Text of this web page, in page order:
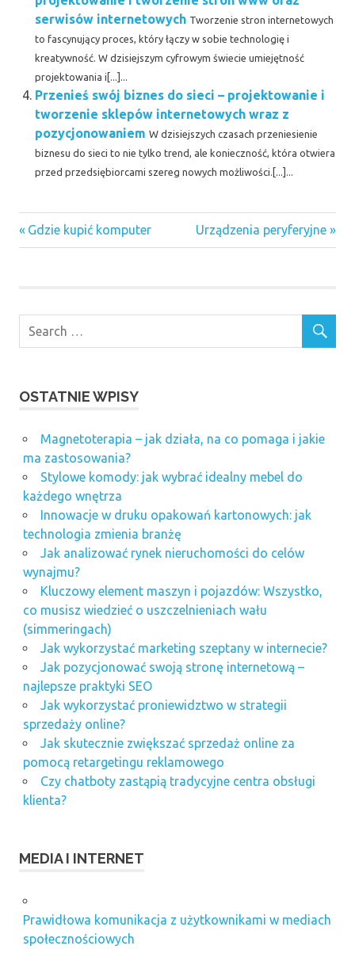
serwisów internetowych Tworzenie stron internetowych
to fascynujący proces, który łączy w sobie technologię i
kreatywność. W dzisiejszym cyfrowym świecie umiejętność
projektowania i[...]...
Przenieś swój biznes do sieci – projektowanie i
tworzenie sklepów internetowych wraz z
pozycjonowaniem W dzisiejszych czasach przeniesienie
biznesu do sieci to nie tylko trend, ale konieczność, która otwiera
przed przedsiębiorcami szereg nowych możliwości.[...]...
agencje
interaktywne
wrocław
obsługa
projektowanie
ipad
serwis
iPhone
wykonywanie
sklepów
internetowych
Nawigacja
Previous
Post:
Gdzie kupić komputer
Next
Post:
Urządzenia peryferyjne
OSTATNIE WPISY
Magnetoterapia – jak działa, na co pomaga i jakie
ma zastosowania?
Stylowe komody: jak wybrać idealny mebel do
każdego wnętrza
Innowacje w druku opakowań kartonowych: jak
technologia zmienia branżę
Jak analizować rynek nieruchomości do celów
wynajmu?
Kluczowy element maszyn i pojazdów: Wszystko,
co musisz wiedzieć o uszczelnieniach wału
(simmeringach)
Jak wykorzystać marketing szeptany w internecie?
Jak pozycjonować swoją stronę internetową –
najlepsze praktyki SEO
Jak wykorzystać proniewidztwo w strategii
sprzedaży online?
Jak skutecznie zwiększać sprzedaż online za
pomocą retargetingu reklamowego
Czy chatboty zastąpią tradycyjne centra obsługi
klienta?
MEDIA I INTERNET
Prawidłowa komunikacja z użytkownikami w mediach
społecznościowych